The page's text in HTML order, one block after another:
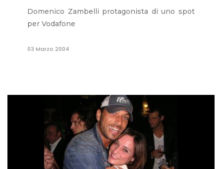
Domenico Zambelli protagonista di uno spot
per Vodafone
03 Marzo 2004